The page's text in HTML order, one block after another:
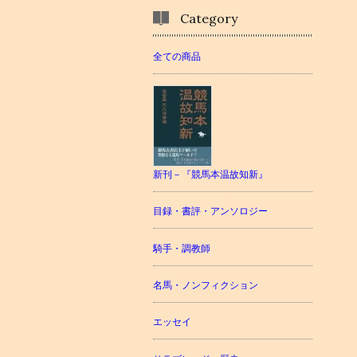
Category
全ての商品
新刊－『競馬本温故知新』
目録・書評・アンソロジー
騎手・調教師
名馬・ノンフィクション
エッセイ